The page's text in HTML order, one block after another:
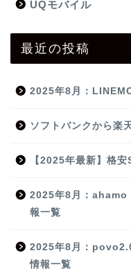
UQモバイル
最近の投稿
2025年8月：
ソフトバンクから楽
【2025年最新】格
2025年8月：ahamo
報一覧
2025年8月：
情報一覧